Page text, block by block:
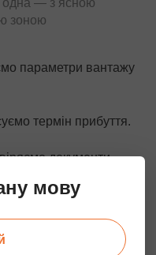
одна — з ясною
зоною
параметри вантажу
термін прибуття.
документи,
пункт прибуття.
мову